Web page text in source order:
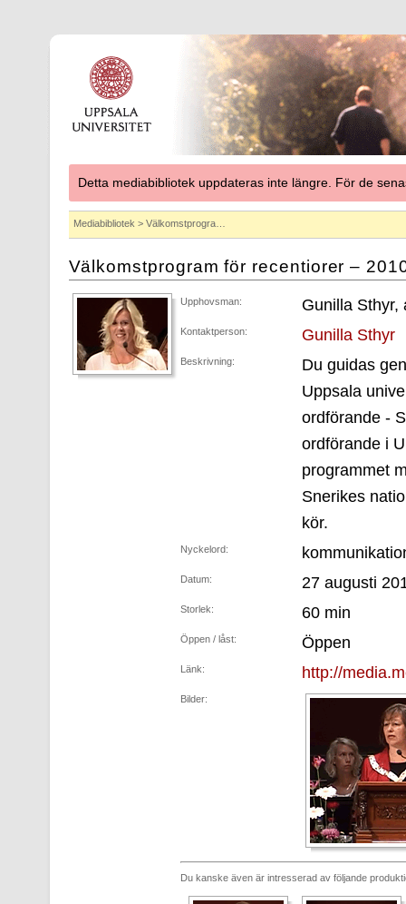
Detta mediabibliotek uppdateras inte längre. För de
Mediabibliotek > Välkomstprogra…
Välkomstprogram för recentiorer –
Upphovsman: Gunilla Sthyr,
Kontaktperson: Gunilla Sthyr
Beskrivning:
Du guidas
Uppsala
ordförande -
ordförande i
programmet
Snerikes
kör.
Nyckelord:
Datum: 27 augusti
Storlek: 60 min
Öppen / låst: Öppen
Länk: http://
Bilder:
Du kanske även är intresserad av följande